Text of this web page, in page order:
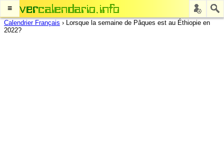
≡
Calendrier Français › Lorsque la semaine de Pâques est au Éthiopie en
2022?